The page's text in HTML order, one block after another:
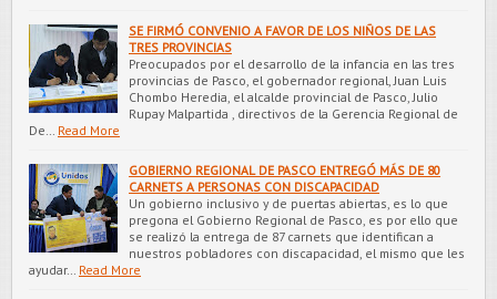
SE FIRMÓ CONVENIO A FAVOR DE LOS NIÑOS DE LAS
TRES PROVINCIAS
Preocupados por el desarrollo de la infancia en las tres
provincias de Pasco, el gobernador regional, Juan Luis
Chombo Heredia, el alcalde provincial de Pasco, Julio
Rupay Malpartida , directivos de la Gerencia Regional de
De…
Read More
GOBIERNO REGIONAL DE PASCO ENTREGÓ MÁS DE 80
CARNETS A PERSONAS CON DISCAPACIDAD
Un gobierno inclusivo y de puertas abiertas, es lo que
pregona el Gobierno Regional de Pasco, es por ello que
se realizó la entrega de 87 carnets que identifican a
nuestros pobladores con discapacidad, el mismo que les
ayudar…
Read More